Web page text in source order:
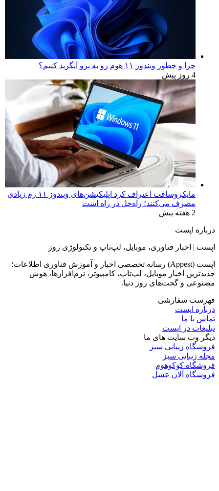
چرا و چطور ویندوز ۱۱ هوم رو به پرو آپگرید کنیم؟
4 روز پیش
مایکروسافت اعتراف کرد اپلیکیشن‌های ویندوز ۱۱ رم زیادی
مصرف می‌کنند؛ راه‌حل در راه است
2 هفته پیش
درباره اپست
اپست | اخبار فناوری، موبایل، لپ‌تاپ و تکنولوژی روز
اپست (Appest) رسانه تخصصی اخبار و آموزش فناوری اطلاعات؛
جدیدترین اخبار موبایل، لپ‌تاپ، کامپیوتر، نرم‌افزارها، هوش
مصنوعی و گجت‌های روز دنیا.
فهرست سفارشی
درباره اپست
تماس با ما
تبلیغات در اپست
دیگر وب سایت های ما
فروشگاه زیبایی سبز
مجله زیبایی سبز
فروشگاه کوکوهوم
فروشگاه آلان عسل